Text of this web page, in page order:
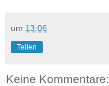
um 13:06
Teilen
Keine Kommentare: